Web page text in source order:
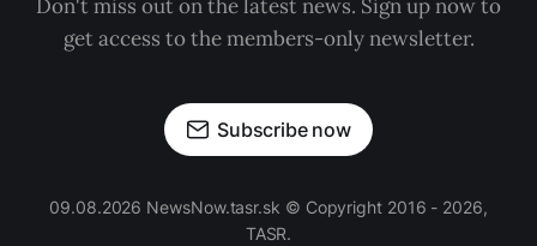
Don't miss out on the latest news. Sign up now to
get access to the members-only newsletter.
Subscribe now
09.08.2026 NewsNow.tasr.sk © Copyright 2016 - 2026,
TASR.